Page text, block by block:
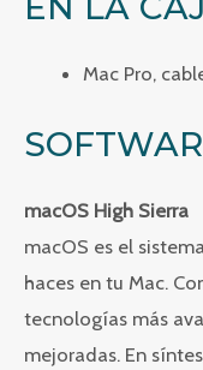
Mac Pro,
macOS High Sierra
macOS es el
haces en tu Mac.
tecnologías más
mejoradas. En